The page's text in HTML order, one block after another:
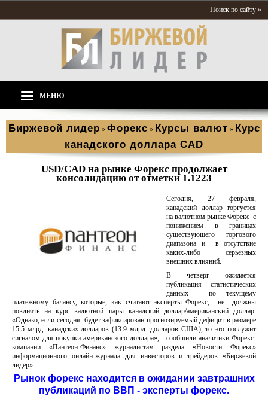
Поиск по сайту »
МЕНЮ
Биржевой лидер » Форекс » Курсы валют » Курс
канадского доллара CAD
USD/CAD на рынке Форекс продолжает
консолидацию от отметки 1.1223
Сегодня, 27 февраля,
канадский доллар торгуется
на валютном рынке Форекс с
понижением в границах
существующего торгового
диапазона и в отсутствие
каких-либо серьезных
внешних влияний.
В четверг ожидается
публикация статистических
данных по текущему
платежному балансу, которые, как считают эксперты Форекс, не должны
повлиять на курс валютной пары канадский доллар/американский доллар.
«Однако, если сегодня будет зафиксирован прогнозируемый дефицит в размере
15.5 млрд. канадских долларов (13.9 млрд. долларов США), то это послужит
сигналом для покупки американского доллара», - сообщили аналитики Форекс-
компании «Пантеон-Финанс» журналистам раздела «Новости Форекс»
информационного онлайн-журнала для инвесторов и трейдеров «Биржевой
лидер».
Рынок форекс находится в ожидании завтрашних
публикаций по ВВП - эксперты форекс.